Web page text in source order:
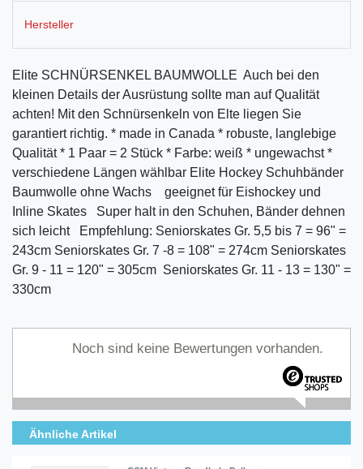
Hersteller
Elite SCHNÜRSENKEL BAUMWOLLE Auch bei den
kleinen Details der Ausrüstung sollte man auf Qualität
achten! Mit den Schnürsenkeln von Elte liegen Sie
garantiert richtig. * made in Canada * robuste, langlebige
Qualität * 1 Paar = 2 Stück * Farbe: weiß * ungewachst *
verschiedene Längen wählbar Elite Hockey Schuhbänder
Baumwolle ohne Wachs geeignet für Eishockey und
Inline Skates Super halt in den Schuhen, Bänder dehnen
sich leicht Empfehlung: Seniorskates Gr. 5,5 bis 7 = 96" =
243cm Seniorskates Gr. 7 -8 = 108" = 274cm Seniorskates
Gr. 9 - 11 = 120" = 305cm Seniorskates Gr. 11 - 13 = 130" =
330cm
Noch sind keine Bewertungen vorhanden.
Ähnliche Artikel